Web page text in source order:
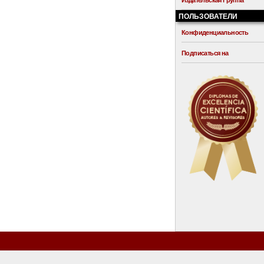
ПОЛЬЗОВАТЕЛИ
Конфиденциальность
Подписаться на